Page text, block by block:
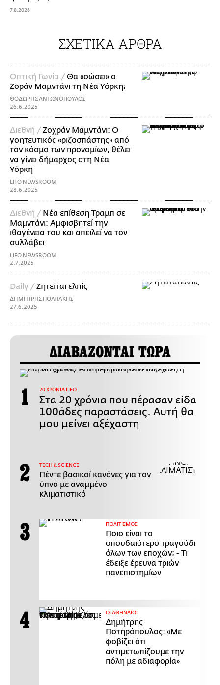
7.8.2026
ΣΧΕΤΙΚΑ ΑΡΘΡΑ
Οπτική Γωνία /Θα «σώσει» ο
Ζοράν Μαμντάνι τη Νέα Υόρκη;
ΘΟΔΩΡΗΣ ΑΝΤΩΝΟΠΟΥΛΟΣ
26.6.2025
Διεθνή /Ζοχράν Μαμντάνι: Ο
γοητευτικός «ριζοσπάστης» από
τον κόσμο των προνομίων, θέλει
να γίνει δήμαρχος στη Νέα
Υόρκη
LIFO NEWSROOM
28.6.2025
Διεθνή / Νέα επίθεση Τραμπ σε
Μαμντάνι: Αμφισβητεί την
ιθαγένεια του και απειλεί να τον
συλλάβει
LIFO NEWSROOM
2.7.2025
Daily /Ζητείται ελπίς
ΔΗΜΗΤΡΗΣ ΠΟΛΙΤΑΚΗΣ
27.6.2025
ΔΙΑΒΑΖΟΝΤΑΙ ΤΩΡΑ
20 ΧΡΟΝΙΑ LIFO
Στα 20 χρόνια που πέρασαν είδα
100άδες παραστάσεις. Αυτή θα
μου μείνει αξέχαστη
ΤECH & SCIENCE
Πέντε βασικοί κανόνες για τον
ύπνο με αναμμένο
κλιματιστικό
ΠΟΛΙΤΙΣΜΟΣ
Ποιο είναι το
σπουδαιότερο τραγούδι
όλων των εποχών; - Τι
έδειξε έρευνα τριών
πανεπιστημίων
ΟΙ ΑΘΗΝΑΙΟΙ
Δημήτρης
Ποτηρόπουλος: «Με
φοβίζει ότι
αντιμετωπίζουμε την
πόλη με αδιαφορία»